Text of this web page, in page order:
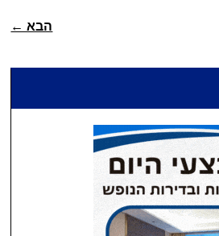
הבא ←